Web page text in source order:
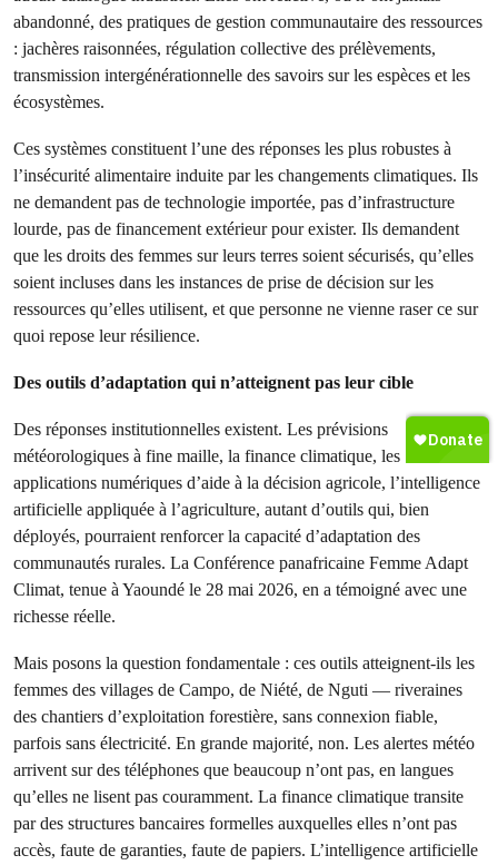
abandonné, des pratiques de gestion communautaire des ressources
: jachères raisonnées, régulation collective des prélèvements,
transmission intergénérationnelle des savoirs sur les espèces et les
écosystèmes.
Ces systèmes constituent l’une des réponses les plus robustes à
l’insécurité alimentaire induite par les changements climatiques. Ils
ne demandent pas de technologie importée, pas d’infrastructure
lourde, pas de financement extérieur pour exister. Ils demandent
que les droits des femmes sur leurs terres soient sécurisés, qu’elles
soient incluses dans les instances de prise de décision sur les
ressources qu’elles utilisent, et que personne ne vienne raser ce sur
quoi repose leur résilience.
Des outils d’adaptation qui n’atteignent pas leur cible
Des réponses institutionnelles existent. Les prévisions
météorologiques à fine maille, la finance climatique, les
applications numériques d’aide à la décision agricole, l’intelligence
artificielle appliquée à l’agriculture, autant d’outils qui, bien
déployés, pourraient renforcer la capacité d’adaptation des
communautés rurales. La Conférence panafricaine Femme Adapt
Climat, tenue à Yaoundé le 28 mai 2026, en a témoigné avec une
richesse réelle.
Mais posons la question fondamentale : ces outils atteignent-ils les
femmes des villages de Campo, de Niété, de Nguti — riveraines
des chantiers d’exploitation forestière, sans connexion fiable,
parfois sans électricité. En grande majorité, non. Les alertes météo
arrivent sur des téléphones que beaucoup n’ont pas, en langues
qu’elles ne lisent pas couramment. La finance climatique transite
par des structures bancaires formelles auxquelles elles n’ont pas
accès, faute de garanties, faute de papiers. L’intelligence artificielle